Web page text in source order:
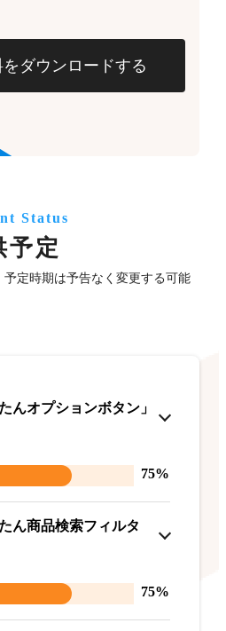
ダウンロードする
Status
予定
予定時期は予告なく変更する可能
んオプションボタン」
75%
ん商品検索フィルタ
75%